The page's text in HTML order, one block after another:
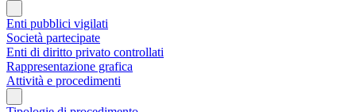
Enti pubblici vigilati
Società partecipate
Enti di diritto privato controllati
Rappresentazione grafica
Attività e procedimenti